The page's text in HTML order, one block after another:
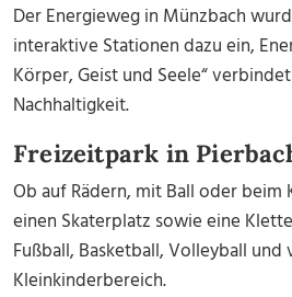
Der Energieweg in Münzbach
interaktive Stationen dazu ein,
Körper, Geist und Seele“
Nachhaltigkeit.
Freizeitpark in
Ob auf Rädern, mit Ball oder
einen Skaterplatz sowie eine
Fußball, Basketball, Volleyball
Kleinkinderbereich.